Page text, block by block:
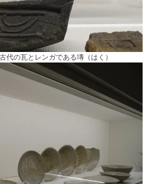
代の瓦とレンガである塼（はく）